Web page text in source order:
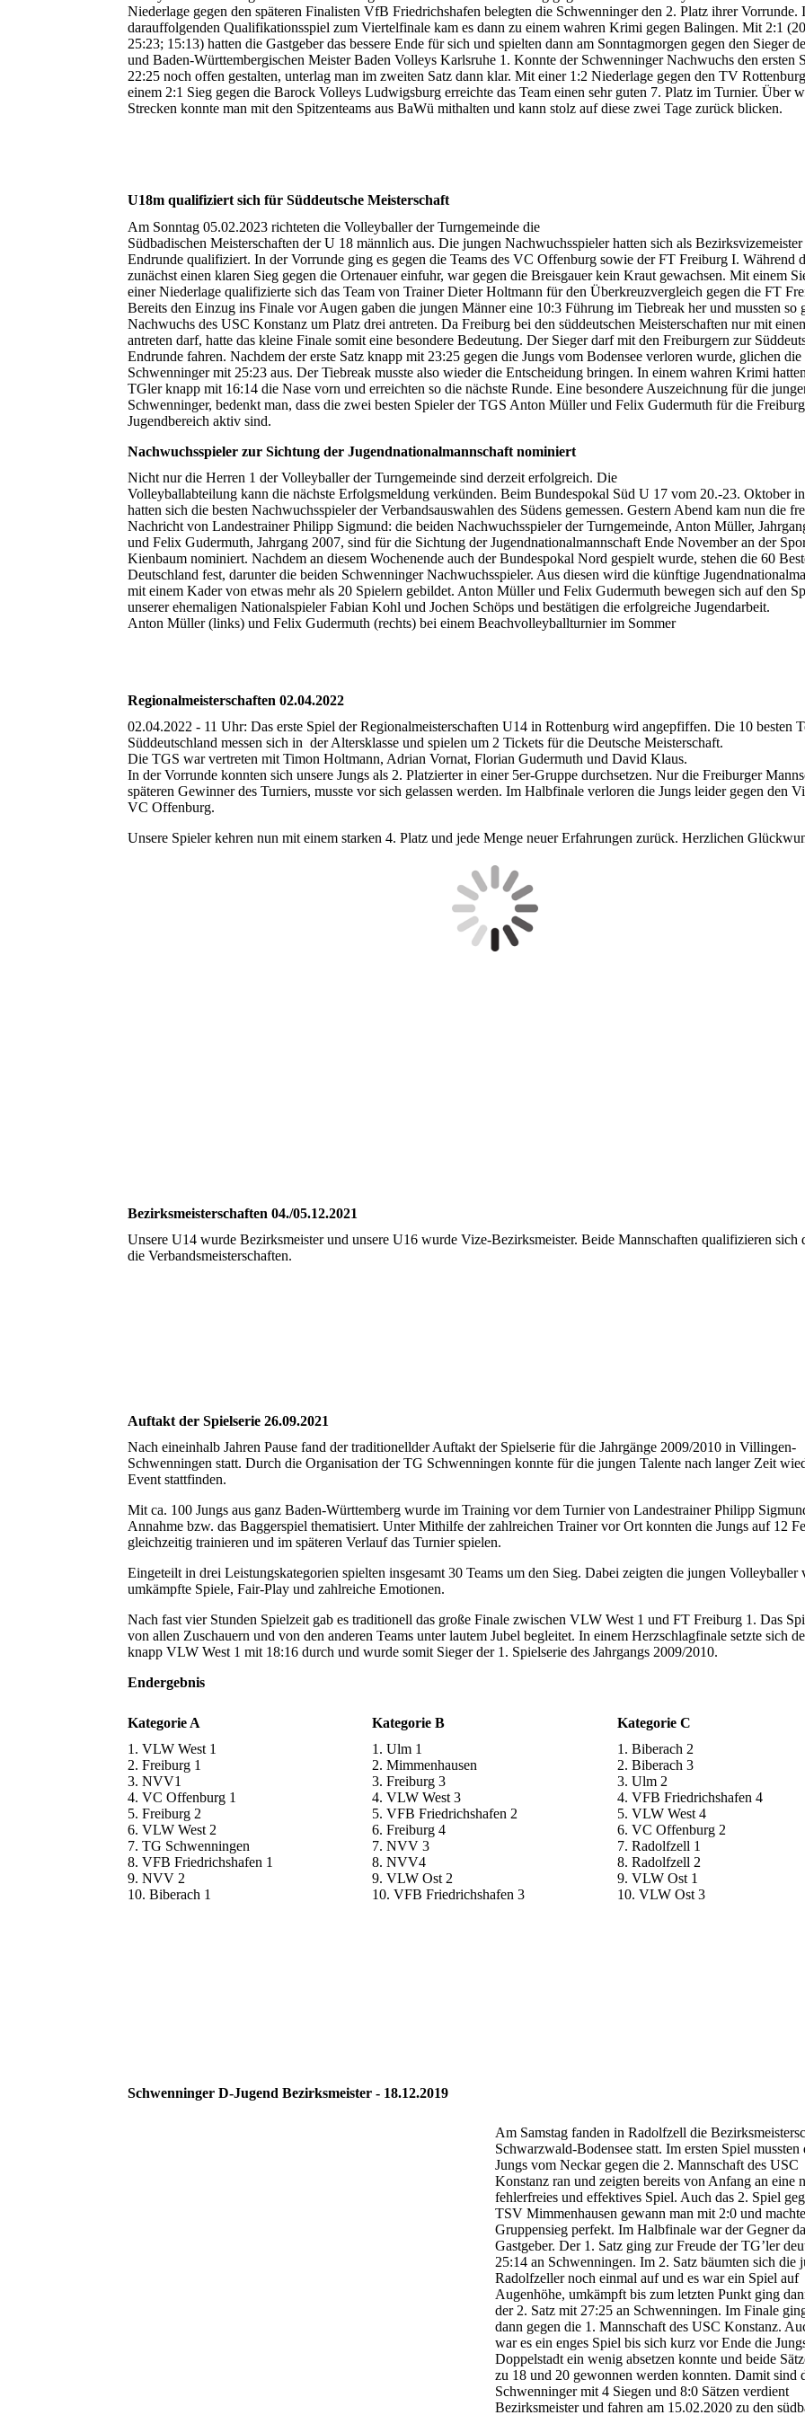
Niederlage gegen den späteren Finalisten VfB Friedrichshafen belegten die Schwenninger den 2. Platz ihrer Vorrunde.
darauffolgenden Qualifikationsspiel zum Viertelfinale kam es dann zu einem wahren Krimi gegen Balingen. Mit 2:1
25:23; 15:13) hatten die Gastgeber das bessere Ende für sich und spielten dann am Sonntagmorgen gegen den Sieger
und Baden-Württembergischen Meister Baden Volleys Karlsruhe 1. Konnte der Schwenninger Nachwuchs den ersten
22:25 noch offen gestalten, unterlag man im zweiten Satz dann klar. Mit einer 1:2 Niederlage gegen den TV
einem 2:1 Sieg gegen die Barock Volleys Ludwigsburg erreichte das Team einen sehr guten 7. Platz im Turnier. Über
Strecken konnte man mit den Spitzenteams aus BaWü mithalten und kann stolz auf diese zwei Tage zurück blicken.
U18m qualifiziert sich für Süddeutsche Meisterschaft
Am Sonntag 05.02.2023 richteten die Volleyballer der Turngemeinde die
Südbadischen Meisterschaften der U 18 männlich aus. Die jungen Nachwuchsspieler hatten sich als
Endrunde qualifiziert. In der Vorrunde ging es gegen die Teams des VC Offenburg sowie der FT Freiburg I. Während
zunächst einen klaren Sieg gegen die Ortenauer einfuhr, war gegen die Breisgauer kein Kraut gewachsen. Mit einem
einer Niederlage qualifizierte sich das Team von Trainer Dieter Holtmann für den Überkreuzvergleich gegen die FT
Bereits den Einzug ins Finale vor Augen gaben die jungen Männer eine 10:3 Führung im Tiebreak her und mussten so
Nachwuchs des USC Konstanz um Platz drei antreten. Da Freiburg bei den süddeutschen Meisterschaften nur mit
antreten darf, hatte das kleine Finale somit eine besondere Bedeutung. Der Sieger darf mit den Freiburgern zur
Endrunde fahren. Nachdem der erste Satz knapp mit 23:25 gegen die Jungs vom Bodensee verloren wurde, glichen die
Schwenninger mit 25:23 aus. Der Tiebreak musste also wieder die Entscheidung bringen. In einem wahren Krimi
TGler knapp mit 16:14 die Nase vorn und erreichten so die nächste Runde. Eine besondere Auszeichnung für die
Schwenninger, bedenkt man, dass die zwei besten Spieler der TGS Anton Müller und Felix Gudermuth für die
Jugendbereich aktiv sind.
Nachwuchsspieler zur Sichtung der Jugendnationalmannschaft nominiert
Nicht nur die Herren 1 der Volleyballer der Turngemeinde sind derzeit erfolgreich. Die
Volleyballabteilung kann die nächste Erfolgsmeldung verkünden. Beim Bundespokal Süd U 17 vom 20.-23. Oktober
hatten sich die besten Nachwuchsspieler der Verbandsauswahlen des Südens gemessen. Gestern Abend kam nun die
Nachricht von Landestrainer Philipp Sigmund: die beiden Nachwuchsspieler der Turngemeinde, Anton Müller,
und Felix Gudermuth, Jahrgang 2007, sind für die Sichtung der Jugendnationalmannschaft Ende November an der
Kienbaum nominiert. Nachdem an diesem Wochenende auch der Bundespokal Nord gespielt wurde, stehen die 60
Deutschland fest, darunter die beiden Schwenninger Nachwuchsspieler. Aus diesen wird die künftige
mit einem Kader von etwas mehr als 20 Spielern gebildet. Anton Müller und Felix Gudermuth bewegen sich auf den
unserer ehemaligen Nationalspieler Fabian Kohl und Jochen Schöps und bestätigen die erfolgreiche Jugendarbeit.
Anton Müller (links) und Felix Gudermuth (rechts) bei einem Beachvolleyballturnier im Sommer
Regionalmeisterschaften 02.04.2022
02.04.2022 - 11 Uhr: Das erste Spiel der Regionalmeisterschaften U14 in Rottenburg wird angepfiffen. Die 10 besten
Süddeutschland messen sich in der Altersklasse und spielen um 2 Tickets für die Deutsche Meisterschaft.
Die TGS war vertreten mit Timon Holtmann, Adrian Vornat, Florian Gudermuth und David Klaus.
In der Vorrunde konnten sich unsere Jungs als 2. Platzierter in einer 5er-Gruppe durchsetzen. Nur die Freiburger
späteren Gewinner des Turniers, musste vor sich gelassen werden. Im Halbfinale verloren die Jungs leider gegen den
VC Offenburg.
Unsere Spieler kehren nun mit einem starken 4. Platz und jede Menge neuer Erfahrungen zurück. Herzlichen
Bezirksmeisterschaften 04./05.12.2021
Unsere U14 wurde Bezirksmeister und unsere U16 wurde Vize-Bezirksmeister. Beide Mannschaften qualifizieren sich
die Verbandsmeisterschaften.
Auftakt der Spielserie 26.09.2021
Nach eineinhalb Jahren Pause fand der traditionellder Auftakt der Spielserie für die Jahrgänge 2009/2010 in Villingen-
Schwenningen statt. Durch die Organisation der TG Schwenningen konnte für die jungen Talente nach langer Zeit
Event stattfinden.
Mit ca. 100 Jungs aus ganz Baden-Württemberg wurde im Training vor dem Turnier von Landestrainer Philipp
Annahme bzw. das Baggerspiel thematisiert. Unter Mithilfe der zahlreichen Trainer vor Ort konnten die Jungs auf 12
gleichzeitig trainieren und im späteren Verlauf das Turnier spielen.
Eingeteilt in drei Leistungskategorien spielten insgesamt 30 Teams um den Sieg. Dabei zeigten die jungen Volleyballer
umkämpfte Spiele, Fair-Play und zahlreiche Emotionen.
Nach fast vier Stunden Spielzeit gab es traditionell das große Finale zwischen VLW West 1 und FT Freiburg 1. Das
von allen Zuschauern und von den anderen Teams unter lautem Jubel begleitet. In einem Herzschlagfinale setzte sich
knapp VLW West 1 mit 18:16 durch und wurde somit Sieger der 1. Spielserie des Jahrgangs 2009/2010.
Endergebnis
Kategorie A
1. VLW West 1
2. Freiburg 1
3. NVV1
4. VC Offenburg 1
5. Freiburg 2
6. VLW West 2
7. TG Schwenningen
8. VFB Friedrichshafen 1
9. NVV 2
10. Biberach 1
Kategorie B
1. Ulm 1
2. Mimmenhausen
3. Freiburg 3
4. VLW West 3
5. VFB Friedrichshafen 2
6. Freiburg 4
7. NVV 3
8. NVV4
9. VLW Ost 2
10. VFB Friedrichshafen 3
Kategorie C
1. Biberach 2
2. Biberach 3
3. Ulm 2
4. VFB Friedrichshafen 4
5. VLW West 4
6. VC Offenburg 2
7. Radolfzell 1
8. Radolfzell 2
9. VLW Ost 1
10. VLW Ost 3
Schwenninger D-Jugend Bezirksmeister - 18.12.2019
Am Samstag fanden in Radolfzell die
Schwarzwald-Bodensee statt. Im ersten Spiel mussten
Jungs vom Neckar gegen die 2. Mannschaft des USC
Konstanz ran und zeigten bereits von Anfang an eine
fehlerfreies und effektives Spiel. Auch das 2. Spiel
TSV Mimmenhausen gewann man mit 2:0 und
Gruppensieg perfekt. Im Halbfinale war der Gegner
Gastgeber. Der 1. Satz ging zur Freude der TG’ler
25:14 an Schwenningen. Im 2. Satz bäumten sich die
Radolfzeller noch einmal auf und es war ein Spiel auf
Augenhöhe, umkämpft bis zum letzten Punkt ging
der 2. Satz mit 27:25 an Schwenningen. Im Finale
dann gegen die 1. Mannschaft des USC Konstanz.
war es ein enges Spiel bis sich kurz vor Ende die
Doppelstadt ein wenig absetzen konnte und beide
zu 18 und 20 gewonnen werden konnten. Damit sind
Schwenninger mit 4 Siegen und 8:0 Sätzen verdient
Bezirksmeister und fahren am 15.02.2020 zu den